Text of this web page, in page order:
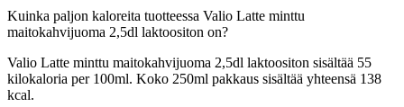
Kuinka paljon kaloreita tuotteessa Valio Latte minttu
maitokahvijuoma 2,5dl laktoositon on?
Valio Latte minttu maitokahvijuoma 2,5dl laktoositon sisältää 55
kilokaloria per 100ml. Koko 250ml pakkaus sisältää yhteensä 138
kcal.